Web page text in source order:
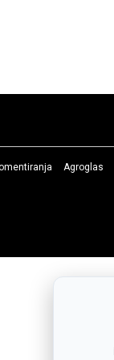
Agroglas